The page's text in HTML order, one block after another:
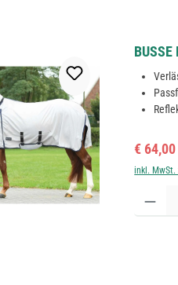
€ 64,00
inkl. MwSt.
Produkt